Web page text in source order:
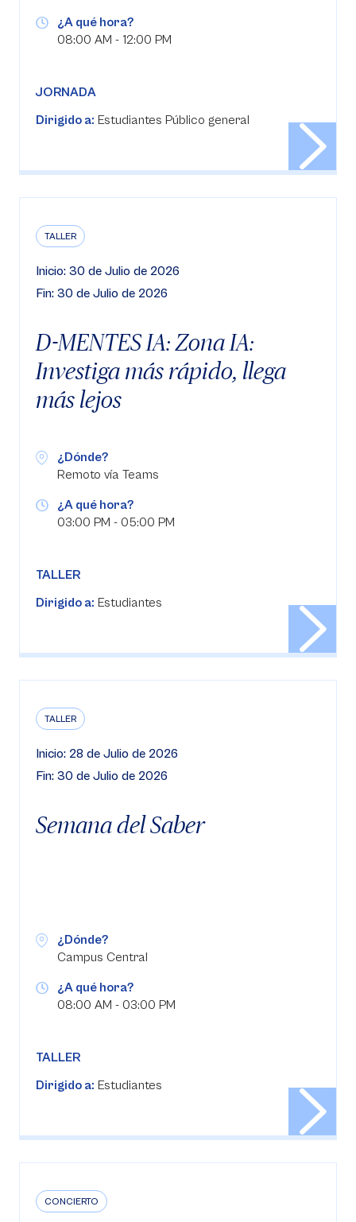
¿A qué hora?
08:00 AM - 12:00 PM
JORNADA
Dirigido a: Estudiantes Público general
TALLER
Inicio: 30 de Julio de 2026
Fin: 30 de Julio de 2026
D-MENTES IA: Zona IA:
Investiga más rápido, llega
más lejos
¿Dónde?
Remoto vía Teams
¿A qué hora?
03:00 PM - 05:00 PM
TALLER
Dirigido a: Estudiantes
TALLER
Inicio: 28 de Julio de 2026
Fin: 30 de Julio de 2026
Semana del Saber
¿Dónde?
Campus Central
¿A qué hora?
08:00 AM - 03:00 PM
TALLER
Dirigido a: Estudiantes
CONCIERTO